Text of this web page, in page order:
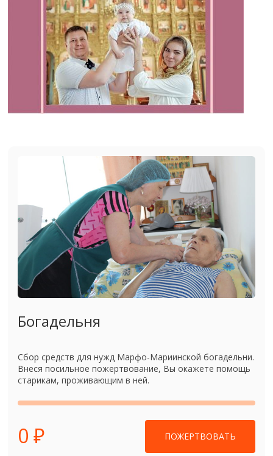
Богадельня
Сбор средств для нужд Марфо-Мариинской богадельни.
Внеся посильное пожертвование, Вы окажете помощь
старикам, проживающим в ней.
0 ₽ ПОЖЕРТВОВАТЬ